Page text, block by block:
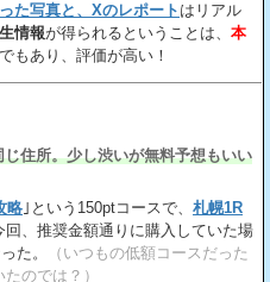
た写真と、Xのレポート はリアル
情報が得られるということは、 本
でもあり、評価が高い！
住所。少し渋いが無料予想もいい
略 ｣という150ptコースで、 札幌1R
回、推奨金額通りに購入していた場
た。
（いつもの低額コースだった
のでは？）